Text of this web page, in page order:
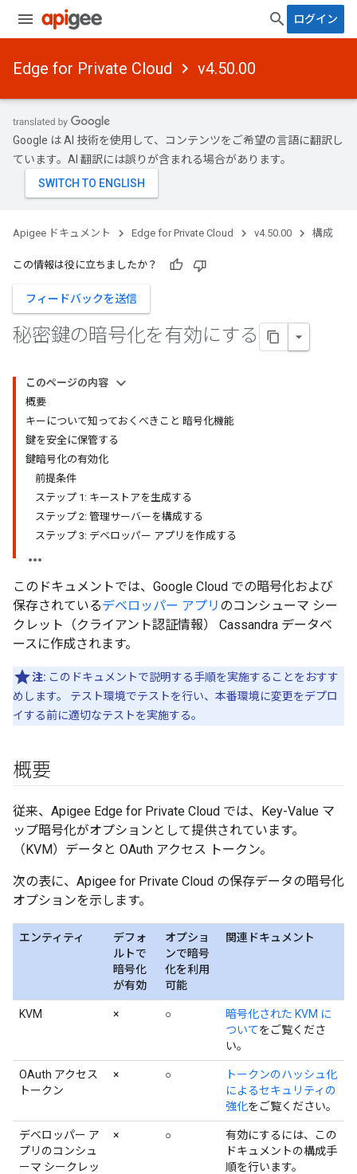
ログイン
Edge for Private Cloud v4.50.00
Google は AI 技術を使用して、コンテンツをご希望の言語に翻訳し
ています。AI 翻訳には誤りが含まれる場合があります。
Apigee ドキュメント Edge for Private Cloud v4.50.00 構成
この情報は役に立ちましたか？
フィードバックを送信
秘密鍵の暗号化を有効にする
このページの内容
概要
キーについて知っておくべきこと 暗号化機能
鍵を安全に保管する
鍵暗号化の有効化
前提条件
ステップ 1: キーストアを生成する
ステップ 2: 管理サーバーを構成する
ステップ 3: デベロッパー アプリを作成する
このドキュメントでは、Google Cloud での暗号化および
保存されているデベロッパー アプリ のコンシューマ シー
クレット（クライアント認証情報） Cassandra データベ
ースに作成されます。
注: このドキュメントで説明する手順を実施することをおすす
めします。 テスト環境でテストを行い、本番環境に変更をデプロ
イする前に適切なテストを実施する。
概要
従来、Apigee Edge for Private Cloud では、Key-Value マ
ップ暗号化がオプションとして提供されています。
（KVM）データと OAuth アクセス トークン。
次の表に、Apigee for Private Cloud の保存データの暗号化
オプションを示します。
エンティティ
デフォ
ルトで
暗号化
が有効
オプショ
ンで暗号
化を利用
可能
関連ドキュメント
KVM × ○
暗号化された KVM に
ついてをご覧くださ
い。
OAuth アクセス
トークン
× ○
トークンのハッシュ化
によるセキュリティの
強化をご覧ください。
デベロッパー ア
プリのコンシュ
ーマ シークレッ
× ○
有効にするには、この
ドキュメントの構成手
順を行います。